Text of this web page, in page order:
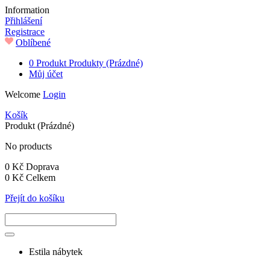
Information
Přihlášení
Registrace
Oblíbené
0 Produkt Produkty (Prázdné)
Můj účet
Welcome Login
Košík
Produkt (Prázdné)
No products
0 Kč Doprava
0 Kč Celkem
Přejít do košíku
Estila nábytek